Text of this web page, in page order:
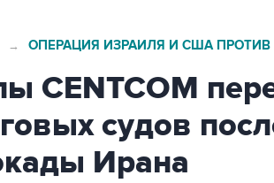
→ ОПЕРАЦИЯ ИЗРАИЛЯ И США ПРОТИВ
CENTCOM
судов
Ирана